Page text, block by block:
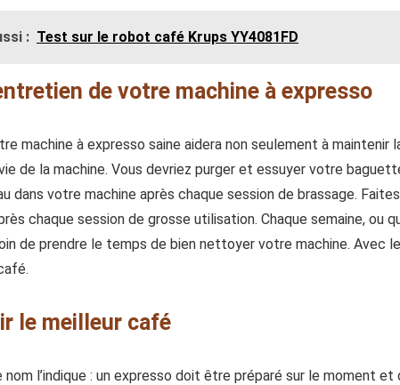
: Test sur le robot café Krups YY4081FD
de votre machine à expresso
machine à expresso saine aidera non seulement à
de la machine. Vous devriez purger et essuyer votre
dans votre machine après chaque session de brassage.
chaque session de grosse utilisation. Chaque semaine, ou
de prendre le temps de bien nettoyer votre machine. Avec
le meilleur café
nom l’indique : un expresso doit être préparé sur le moment